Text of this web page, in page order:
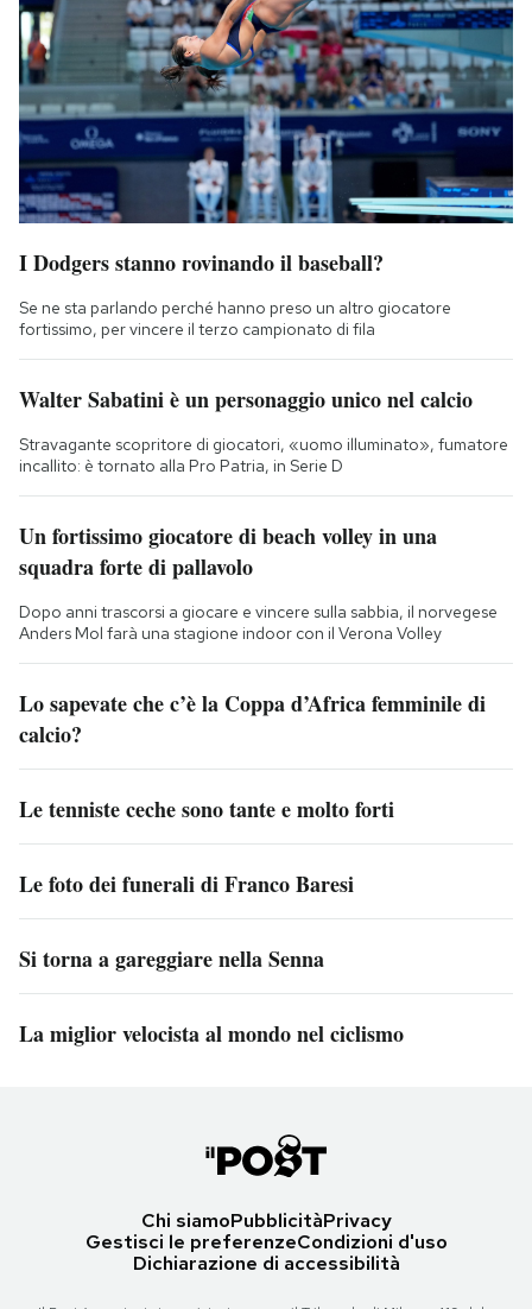
I Dodgers stanno rovinando il baseball?
Se ne sta parlando perché hanno preso un altro giocatore
fortissimo, per vincere il terzo campionato di fila
Walter Sabatini è un personaggio unico nel calcio
Stravagante scopritore di giocatori, «uomo illuminato», fumatore
incallito: è tornato alla Pro Patria, in Serie D
Un fortissimo giocatore di beach volley in una
squadra forte di pallavolo
Dopo anni trascorsi a giocare e vincere sulla sabbia, il norvegese
Anders Mol farà una stagione indoor con il Verona Volley
Lo sapevate che c’è la Coppa d’Africa femminile di
calcio?
Le tenniste ceche sono tante e molto forti
Le foto dei funerali di Franco Baresi
Si torna a gareggiare nella Senna
La miglior velocista al mondo nel ciclismo
Chi siamoPubblicitàPrivacy
Gestisci le preferenzeCondizioni d'uso
Dichiarazione di accessibilità